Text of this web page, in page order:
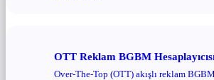
OTT Reklam BGBM
Over-The-Top (OTT) akışlı reklam